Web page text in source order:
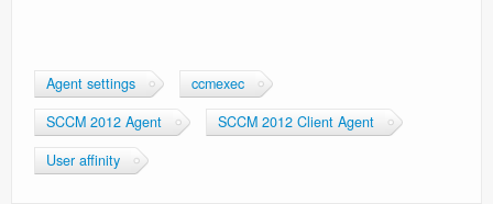
Agent settings
ccmexec
SCCM 2012 Agent
SCCM 2012 Client Agent
User affinity